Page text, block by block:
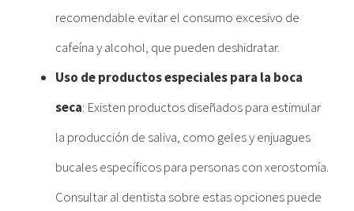
recomendable evitar el consumo excesivo de
cafeína y alcohol, que pueden deshidratar.
Uso de productos especiales para la boca
seca: Existen productos diseñados para estimular
la producción de saliva, como geles y enjuagues
bucales específicos para personas con xerostomía.
Consultar al dentista sobre estas opciones puede